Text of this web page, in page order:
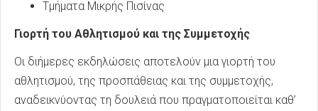
Τμήματα Μικρής Πισίνας
Γιορτή του Αθλητισμού και της Συμμετοχής
Οι διήμερες εκδηλώσεις αποτελούν μια γιορτή του
αθλητισμού, της προσπάθειας και της συμμετοχής,
αναδεικνύοντας τη δουλειά που πραγματοποιείται καθ’